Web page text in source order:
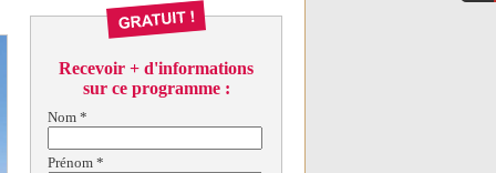
Recevoir + d'informations
sur ce programme :
Nom *
Prénom *